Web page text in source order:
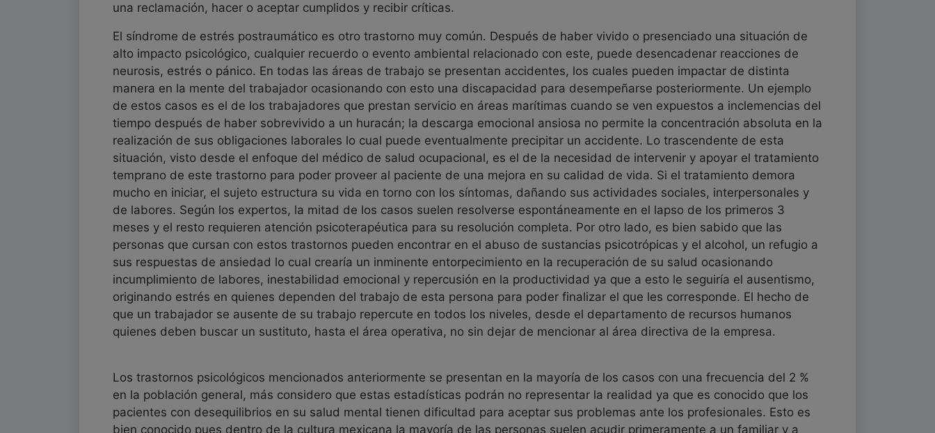
una reclamación, hacer o aceptar cumplidos y recibir críticas.
El síndrome de estrés postraumático es otro trastorno muy común. Después de haber vivido o presenciado una situación de
alto impacto psicológico, cualquier recuerdo o evento ambiental relacionado con este, puede desencadenar reacciones de
neurosis, estrés o pánico. En todas las áreas de trabajo se presentan accidentes, los cuales pueden impactar de distinta
manera en la mente del trabajador ocasionando con esto una discapacidad para desempeñarse posteriormente. Un ejemplo
de estos casos es el de los trabajadores que prestan servicio en áreas marítimas cuando se ven expuestos a inclemencias del
tiempo después de haber sobrevivido a un huracán; la descarga emocional ansiosa no permite la concentración absoluta en la
realización de sus obligaciones laborales lo cual puede eventualmente precipitar un accidente. Lo trascendente de esta
situación, visto desde el enfoque del médico de salud ocupacional, es el de la necesidad de intervenir y apoyar el tratamiento
temprano de este trastorno para poder proveer al paciente de una mejora en su calidad de vida. Si el tratamiento demora
mucho en iniciar, el sujeto estructura su vida en torno con los síntomas, dañando sus actividades sociales, interpersonales y
de labores. Según los expertos, la mitad de los casos suelen resolverse espontáneamente en el lapso de los primeros 3
meses y el resto requieren atención psicoterapéutica para su resolución completa. Por otro lado, es bien sabido que las
personas que cursan con estos trastornos pueden encontrar en el abuso de sustancias psicotrópicas y el alcohol, un refugio a
sus respuestas de ansiedad lo cual crearía un inminente entorpecimiento en la recuperación de su salud ocasionando
incumplimiento de labores, inestabilidad emocional y repercusión en la productividad ya que a esto le seguiría el ausentismo,
originando estrés en quienes dependen del trabajo de esta persona para poder finalizar el que les corresponde. El hecho de
que un trabajador se ausente de su trabajo repercute en todos los niveles, desde el departamento de recursos humanos
quienes deben buscar un sustituto, hasta el área operativa, no sin dejar de mencionar al área directiva de la empresa.
Los trastornos psicológicos mencionados anteriormente se presentan en la mayoría de los casos con una frecuencia del 2 %
en la población general, más considero que estas estadísticas podrán no representar la realidad ya que es conocido que los
pacientes con desequilibrios en su salud mental tienen dificultad para aceptar sus problemas ante los profesionales. Esto es
bien conocido pues dentro de la cultura mexicana la mayoría de las personas suelen acudir primeramente a un familiar y a